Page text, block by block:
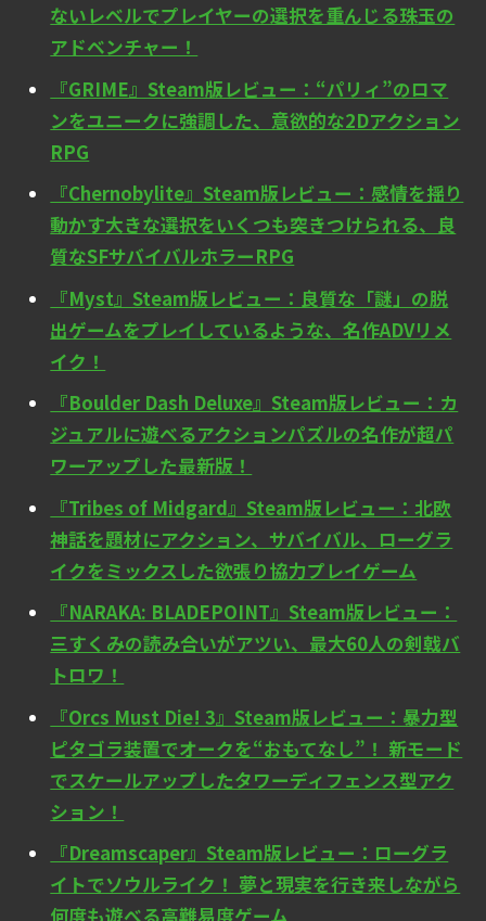
ないレベルでプレイヤーの選択を重んじる珠玉の
アドベンチャー！
『GRIME』Steam版レビュー：“パリィ”のロマ
ンをユニークに強調した、意欲的な2Dアクション
RPG
『Chernobylite』Steam版レビュー：感情を揺り
動かす大きな選択をいくつも突きつけられる、良
質なSFサバイバルホラーRPG
『Myst』Steam版レビュー：良質な「謎」の脱
出ゲームをプレイしているような、名作ADVリメ
イク！
『Boulder Dash Deluxe』Steam版レビュー：カ
ジュアルに遊べるアクションパズルの名作が超パ
ワーアップした最新版！
『Tribes of Midgard』Steam版レビュー：北欧
神話を題材にアクション、サバイバル、ローグラ
イクをミックスした欲張り協力プレイゲーム
『NARAKA: BLADEPOINT』Steam版レビュー：
三すくみの読み合いがアツい、最大60人の剣戟バ
トロワ！
『Orcs Must Die! 3』Steam版レビュー：暴力型
ピタゴラ装置でオークを“おもてなし”！ 新モード
でスケールアップしたタワーディフェンス型アク
ション！
『Dreamscaper』Steam版レビュー：ローグラ
イトでソウルライク！ 夢と現実を行き来しながら